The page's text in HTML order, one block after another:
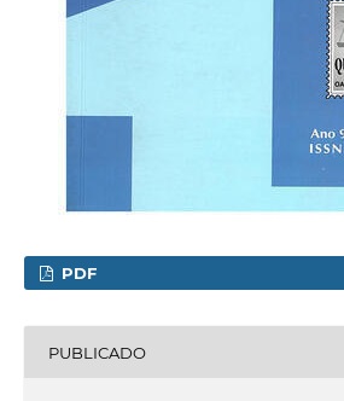
PDF
PUBLICADO